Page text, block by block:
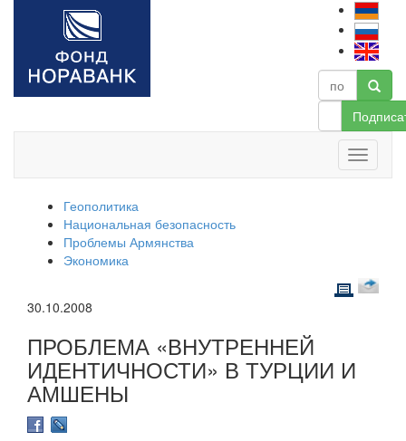
Геополитика
Национальная безопасность
Проблемы Армянства
Экономика
30.10.2008
ПРОБЛЕМА «ВНУТРЕННЕЙ
ИДЕНТИЧНОСТИ» В ТУРЦИИ И
АМШЕНЫ